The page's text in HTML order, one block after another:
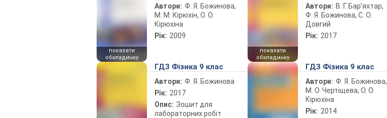
показати
обкладинку
Автори: Ф. Я. Божинова,
М. М. Кірюхін, О. О.
Кірюхіна
Рік: 2009
показати
обкладинку
Автори: В. Г. Бар’яхтар,
Ф. Я. Божинова, С. О.
Довгий
Рік: 2017
ГДЗ Фізика 9 клас
Автори: Ф. Я. Божинова
Рік: 2017
Опис: Зошит для
лабораторних робіт
ГДЗ Фізика 9 клас
Автори: Ф. Я. Божинова,
М. О. Чертіщева, О. О.
Кірюхіна
Рік: 2014